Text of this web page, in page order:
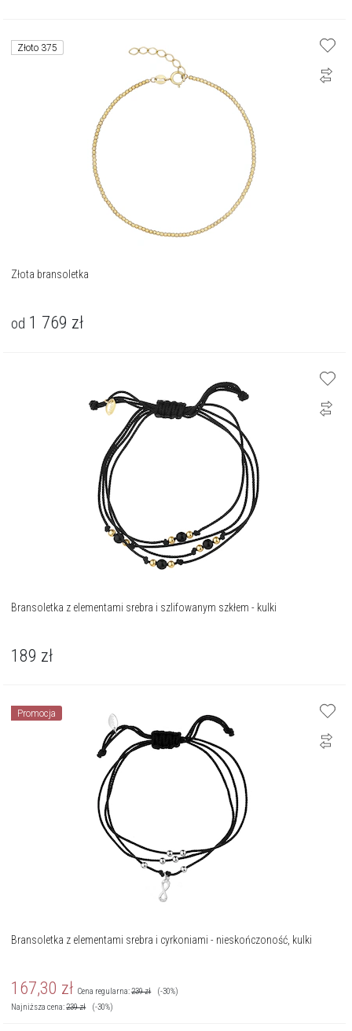
Złoto 375
Złota bransoletka
od 1 769 zł
Bransoletka z elementami srebra i szlifowanym szkłem - kulki
189 zł
Promocja
Bransoletka z elementami srebra i cyrkoniami - nieskończoność, kulki
167,30 zł Cena regularna:239zł
(-30%)
Najniższa cena:239zł (-30%)